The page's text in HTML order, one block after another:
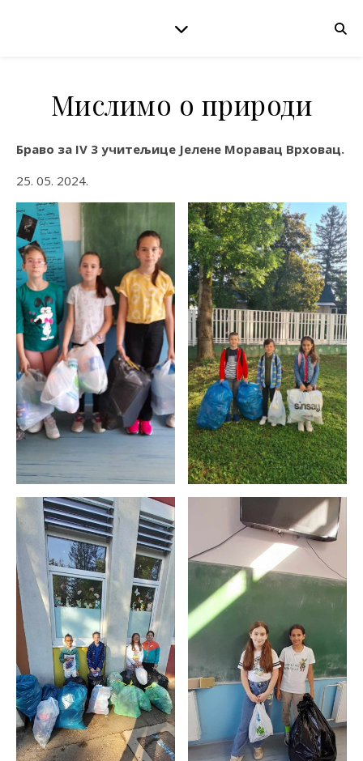
Мислимо о природи
Браво за IV 3 учитељице Јелене Моравац Врховац.
25. 05. 2024.